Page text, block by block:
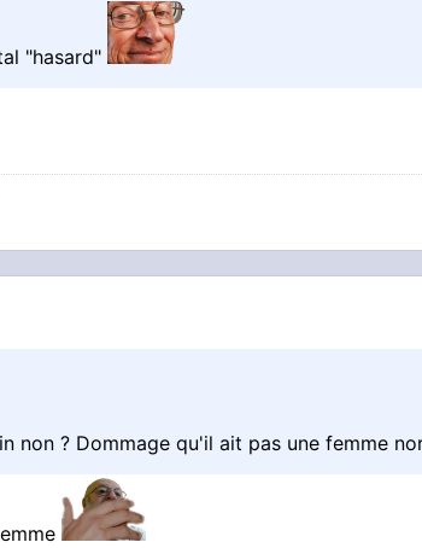
"hasard"
non ? Dommage qu'il ait pas une femme